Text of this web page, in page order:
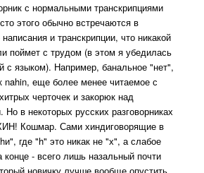
с нормальными транскрипциями
этого обычно встречаются в
написания и транскрипции, что никакой
поймет с трудом (в этом я убедилась
с языком). Например, банальное "нет",
nahin, еще более менее читаемое с
черточек и закорюк над
Но в некоторых русских разговорниках
Кошмар. Сами хиндиговорящие в
где "h" это никак не "х", а слабое
- всего лишь назальный почти